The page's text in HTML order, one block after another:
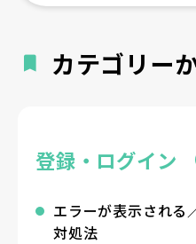
カテゴリー
登録・ログイン
エラーが表示される
対処法